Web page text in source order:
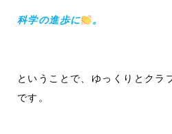
科学の進歩に 。
ということで、ゆっくりとクラ
です。